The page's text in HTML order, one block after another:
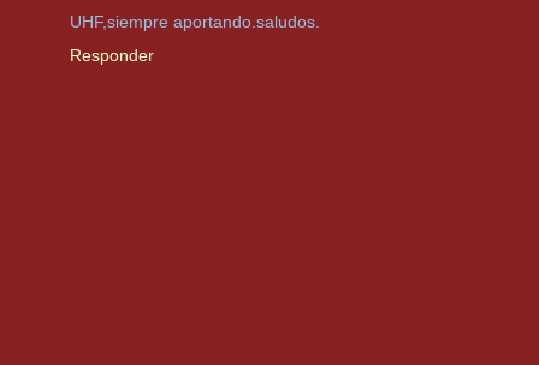
UHF,siempre aportando.saludos.
Responder